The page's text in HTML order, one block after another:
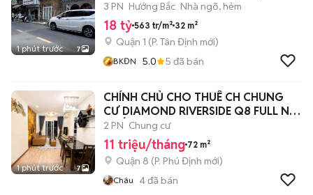
1 phút trước 7
3 PN Hướng Bắc Nhà ngõ, hẻm
18 tỷ 563 tr/m² 32 m²
Quận 1 (P. Tân Định mới)
BKĐN 5.0 5 đã bán
1 phút trước 7
CHÍNH CHỦ CHO THUÊ CH CHUNG
CƯ DIAMOND RIVERSIDE Q8 FULL NỘI
THẤT
2 PN Chung cư
11 triệu/tháng 72 m²
Quận 8 (P. Phú Định mới)
Châu 4đã bán